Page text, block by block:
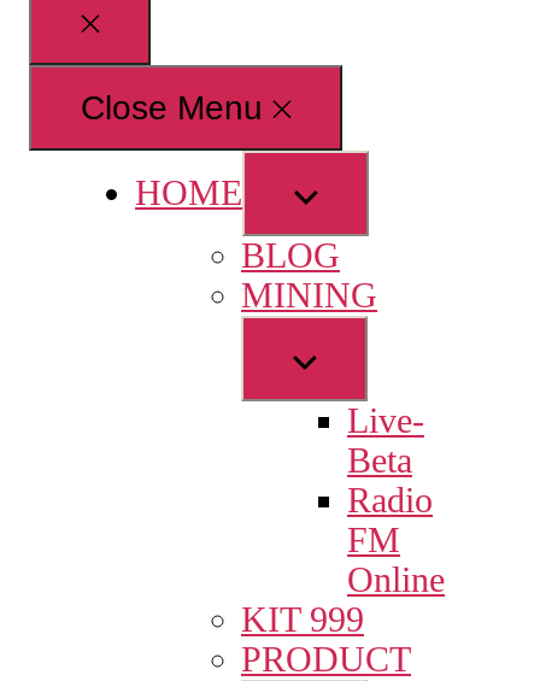
Close
search
Close Menu
HOME
Show
sub
menu
BLOG
MINING
Show
sub
menuLive-
Beta
Radio
FM
Online
KIT 999
PRODUCT